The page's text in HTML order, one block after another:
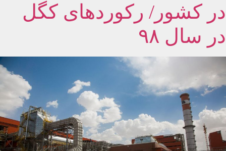
در کشور/​ رکوردهای کگل
در سال ۹۸